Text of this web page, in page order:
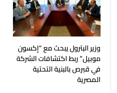
وزير البترول يبحث مع “إكسون
موبيل” ربط اكتشافات الشركة
في قبرص بالبنية التحتية
المصرية